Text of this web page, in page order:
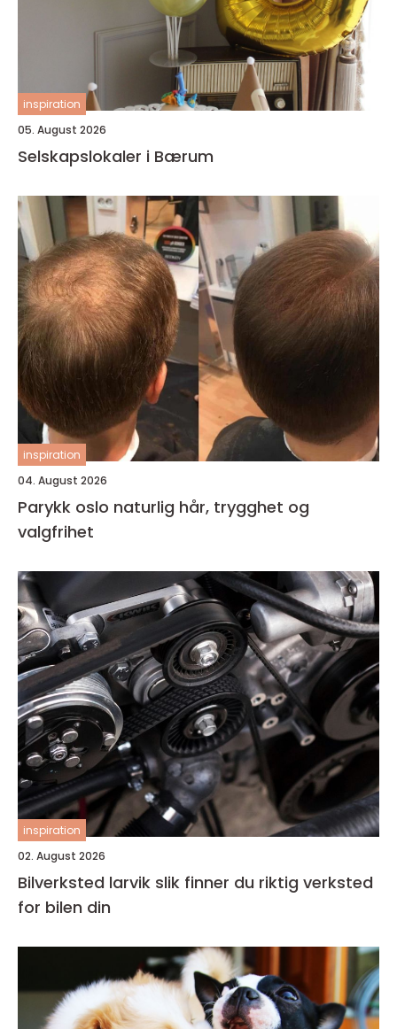
inspiration
05. August 2026
Selskapslokaler i Bærum
inspiration
04. August 2026
Parykk oslo naturlig hår, trygghet og
valgfrihet
inspiration
02. August 2026
Bilverksted larvik slik finner du riktig verksted
for bilen din